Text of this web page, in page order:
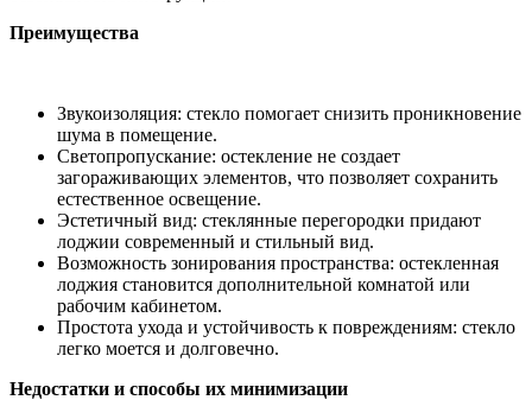
Преимущества
Звукоизоляция: стекло помогает снизить проникновение
шума в помещение.
Светопропускание: остекление не создает
загораживающих элементов, что позволяет сохранить
естественное освещение.
Эстетичный вид: стеклянные перегородки придают
лоджии современный и стильный вид.
Возможность зонирования пространства: остекленная
лоджия становится дополнительной комнатой или
рабочим кабинетом.
Простота ухода и устойчивость к повреждениям: стекло
легко моется и долговечно.
Недостатки и способы их минимизации